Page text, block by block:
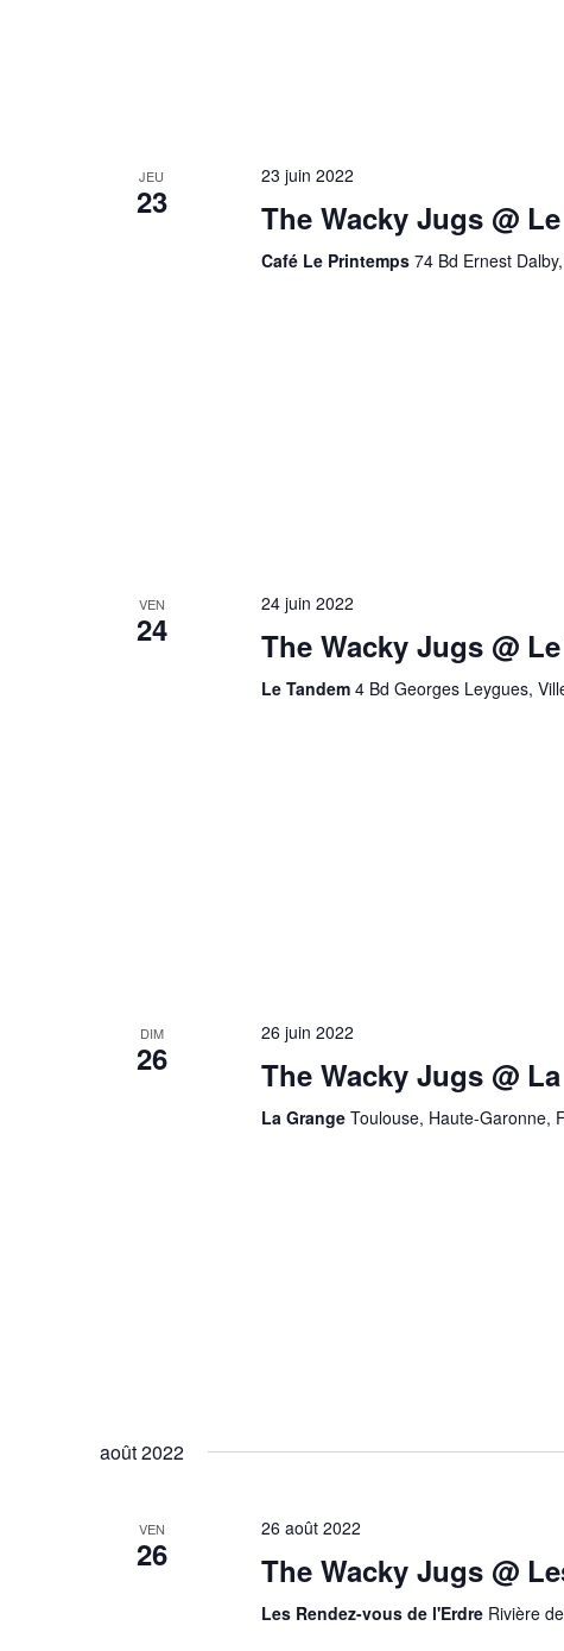
JEU
23
23 juin 2022
The Wacky Jugs @
Café Le Printemps 74 Bd Ernest
VEN
24
24 juin 2022
The Wacky Jugs @
Le Tandem 4 Bd Georges Leygues,
DIM
26
26 juin 2022
The Wacky Jugs @
La Grange Toulouse, Haute-Garonne,
août 2022
VEN
26
26 août 2022
The Wacky Jugs @
Les Rendez-vous de l'Erdre Rivière